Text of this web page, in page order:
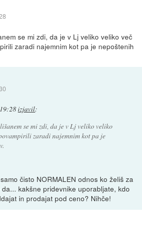
se mi zdi, da je v Lj veliko veliko več
zaradi najemnim kot pa je nepoštenih
izjavil:
se mi zdi, da je v Lj veliko veliko
zaradi najemnim kot pa je
čisto NORMALEN odnos ko želiš za
kakšne pridevnike uporabljate, kdo
in prodajat pod ceno? Nihče!